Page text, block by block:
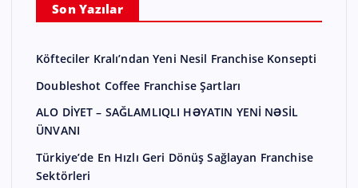
Son Yazılar
Köfteciler Kralı’ndan Yeni Nesil Franchise Konsepti
Doubleshot Coffee Franchise Şartları
ALO DİYET – SAĞLAMLIQLI HƏYATIN YENİ NƏSİL
ÜNVANI
Türkiye’de En Hızlı Geri Dönüş Sağlayan Franchise
Sektörleri